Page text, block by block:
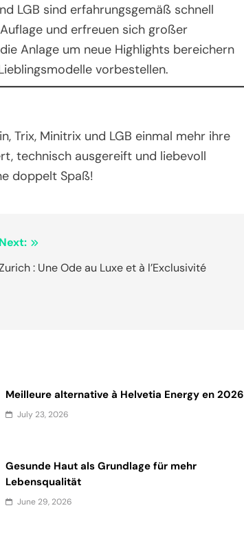
LGB sind erfahrungsgemäß schnell
und erfreuen sich großer
Anlage um neue Highlights bereichern
vorbestellen.
Trix, Minitrix und LGB einmal mehr ihre
technisch ausgereift und liebevoll
doppelt Spaß!
Next:
: Une Ode au Luxe et à l’Exclusivité
Meilleure alternative à Helvetia Energy en 2026
July 23, 2026
Gesunde Haut als Grundlage für mehr
Lebensqualität
June 29, 2026